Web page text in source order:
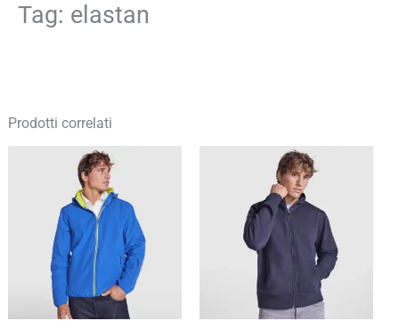
Tag: elastan
Prodotti correlati
Fascia
di
prezzo:
da
27,20 €
38,85 €
Fascia
di
prezzo:
da
17,49 €
24,99 €